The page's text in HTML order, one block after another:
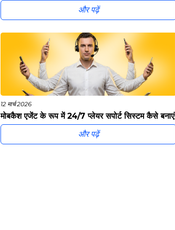
और पढ़ें
12 मार्च 2026
मोबकैश एजेंट के रूप में 24/7 प्लेयर सपोर्ट सिस्टम कैसे बनाएं
और पढ़ें